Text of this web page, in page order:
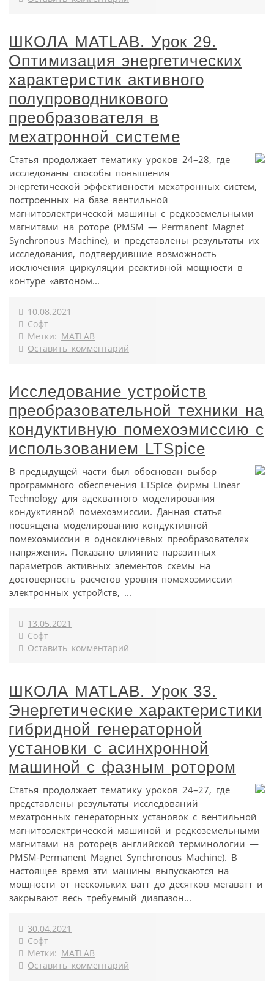
ШКОЛА MATLAB. Урок 29.
Оптимизация энергетических
характеристик активного
полупроводникового
преобразователя в
мехатронной системе
Статья продолжает тематику уроков 24–28, где
исследованы способы повышения
энергетической эффективности мехатронных систем,
построенных на базе вентильной
магнитоэлектрической машины с редкоземельными
магнитами на роторе (PMSM — Permanent Magnet
Synchronous Machine), и представлены результаты их
исследования, подтвердившие возможность
исключения циркуляции реактивной мощности в
контуре «автоном...
10.08.2021
Софт
Метки: MATLAB
Оставить комментарий
Исследование устройств
преобразовательной техники на
кондуктивную помехоэмиссию с
использованием LTSpice
В предыдущей части был обоснован выбор
программного обеспечения LTSpice фирмы Linear
Technology для адекватного моделирования
кондуктивной помехоэмиссии. Данная статья
посвящена моделированию кондуктивной
помехоэмиссии в одноключевых преобразователях
напряжения. Показано влияние паразитных
параметров активных элементов схемы на
достоверность расчетов уровня помехоэмиссии
электронных устройств, ...
13.05.2021
Софт
Оставить комментарий
ШКОЛА MATLAB. Урок 33.
Энергетические характеристики
гибридной генераторной
установки с асинхронной
машиной с фазным ротором
Статья продолжает тематику уроков 24–27, где
представлены результаты исследований
мехатронных генераторных установок с вентильной
магнитоэлектрической машиной и редкоземельными
магнитами на роторе(в английской терминологии —
PMSM-Permanent Magnet Synchronous Machine). В
настоящее время эти машины выпускаются на
мощности от нескольких ватт до десятков мегаватт и
закрывают весь требуемый диапазон...
30.04.2021
Софт
Метки: MATLAB
Оставить комментарий